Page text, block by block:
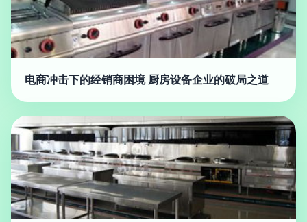
电商冲击下的经销商困境 厨房设备企业的破局之道